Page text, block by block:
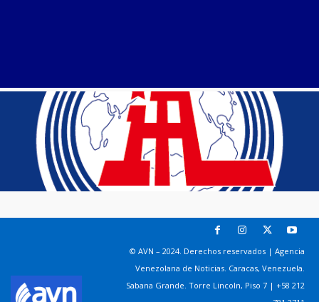
© AVN – 2024. Derechos reservados | Agencia
Venezolana de Noticias. Caracas, Venezuela.
Sabana Grande. Torre Lincoln, Piso 7 | +58 212